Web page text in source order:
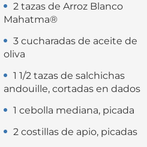
2 tazas de Arroz Blanco
Mahatma®
3 cucharadas de aceite de
oliva
1 1/2 tazas de salchichas
andouille, cortadas en dados
1 cebolla mediana, picada
2 costillas de apio, picadas